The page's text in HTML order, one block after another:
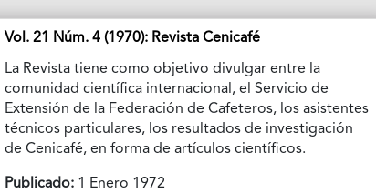
Vol. 21 Núm. 4 (1970): Revista Cenicafé
La Revista tiene como objetivo divulgar entre la
comunidad científica internacional, el Servicio de
Extensión de la Federación de Cafeteros, los asistentes
técnicos particulares, los resultados de investigación
de Cenicafé, en forma de artículos científicos.
Publicado: 1 Enero 1972